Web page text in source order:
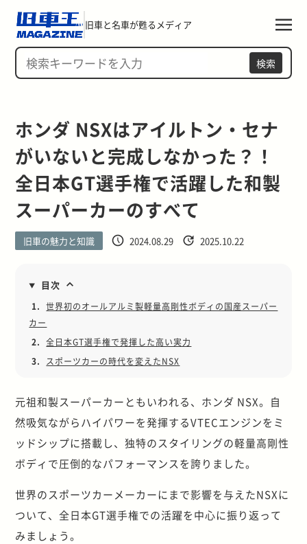
旧車と名車が甦るメディア
検索
ホンダ NSXはアイルトン・セナ
がいないと完成しなかった？！
全日本GT選手権で活躍した和製
スーパーカーのすべて
旧車の魅力と知識 2024.08.29 2025.10.22
目次
1.
世界初のオールアルミ製軽量高剛性ボディの国産スーパー
カー
2.
全日本GT選手権で発揮した高い実力
3.
スポーツカーの時代を変えたNSX
元祖和製スーパーカーともいわれる、ホンダ NSX。自
然吸気ながらハイパワーを発揮するVTECエンジンをミ
ッドシップに搭載し、独特のスタイリングの軽量高剛性
ボディで圧倒的なパフォーマンスを誇りました。
世界のスポーツカーメーカーにまで影響を与えたNSXに
ついて、全日本GT選手権での活躍を中心に振り返って
みましょう。